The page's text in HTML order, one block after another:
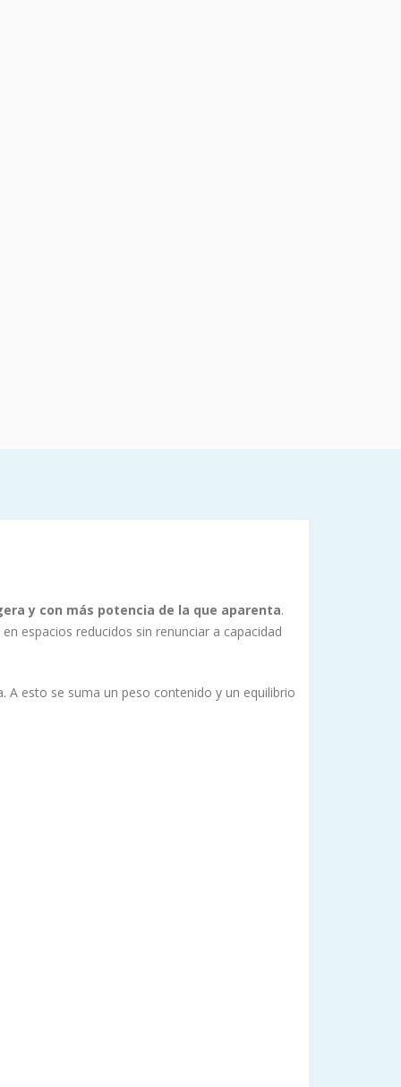
y con más potencia de la que aparenta.
espacios reducidos sin renunciar a capacidad
esto se suma un peso contenido y un equilibrio